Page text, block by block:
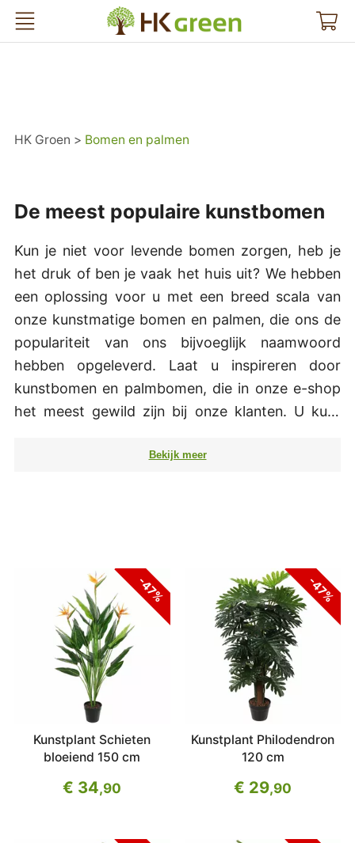
HK Groen
HK Groen Bomen en palmen
De meest populaire kunstbomen
Kun je niet voor levende bomen zorgen, heb je
het druk of ben je vaak het huis uit? We hebben
een oplossing voor u met een breed scala van
onze kunstmatige bomen en palmen, die ons de
populariteit van ons bijvoeglijk naamwoord
hebben opgeleverd. Laat u inspireren door
kunstbomen en palmbomen, die in onze e-shop
het meest gewild zijn bij onze klanten. U kunt
ook een selectie kunstbomen en palmbomen die
en gewild onderdeel zijn geworden van elk
modern interieur. Vraag advies aan onze klanten
en bekijk de volgorde van onze kunstmatige
bomen en palmen van de meest populaire, die
echt de meest populaire keuze zijn geworden
voor onze klanten.
-47%
Kunstplant Schieten
bloeiend 150 cm
€ 34,90
-47%
Kunstplant Philodendron
120 cm
€ 29,90